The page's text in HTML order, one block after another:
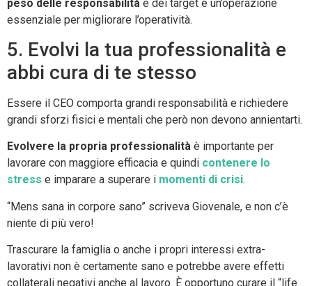
peso delle responsabilità e dei target è un’operazione
essenziale per migliorare l’operatività.
5. Evolvi la tua professionalità e
abbi cura di te stesso
Essere il CEO comporta grandi responsabilità e richiedere
grandi sforzi fisici e mentali che però non devono annientarti.
Evolvere la propria professionalità è importante per
lavorare con maggiore efficacia e quindi contenere lo
stress e imparare a superare i momenti di crisi.
“Mens sana in corpore sano” scriveva Giovenale, e non c’è
niente di più vero!
Trascurare la famiglia o anche i propri interessi extra-
lavorativi non è certamente sano e potrebbe avere effetti
collaterali negativi anche al lavoro. È opportuno curare il “life